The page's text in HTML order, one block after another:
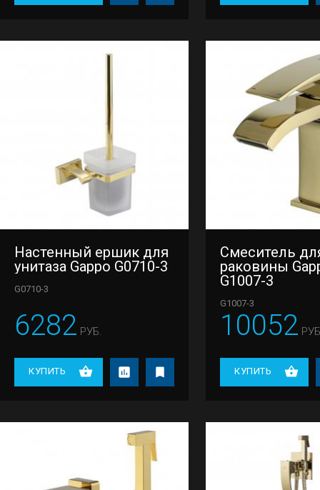
Настенный ершик для
унитаза Gappo G0710-3
G0710-3
6282 РУБ.
КУПИТЬ
Смеситель
раковины
G1007-3
G1007-3
10052
КУПИТЬ